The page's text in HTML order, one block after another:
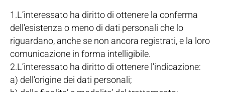
1.L’interessato ha diritto di ottenere la conferma
dell’esistenza o meno di dati personali che lo
riguardano, anche se non ancora registrati, e la loro
comunicazione in forma intelligibile.
2.L’interessato ha diritto di ottenere l’indicazione:
a) dell’origine dei dati personali;